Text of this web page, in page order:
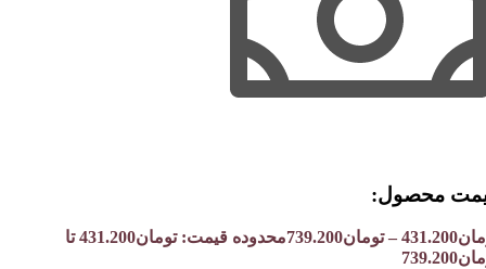
محصول:​
431.200
– تومان739.200
محدوده قیمت: تومان431.200 تا